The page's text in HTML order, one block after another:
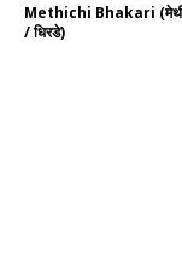
Methichi Bhakari
/ धिरडे)